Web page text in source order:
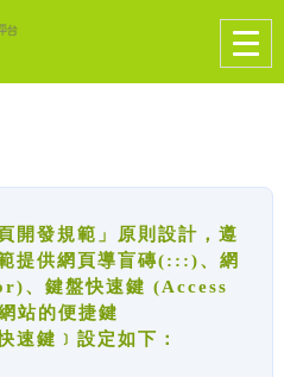
開發規範」原則設計，遵
提供網頁導盲磚(:::)、網
、鍵盤快速鍵 (Access
站的便捷鍵
速鍵﹞設定如下：